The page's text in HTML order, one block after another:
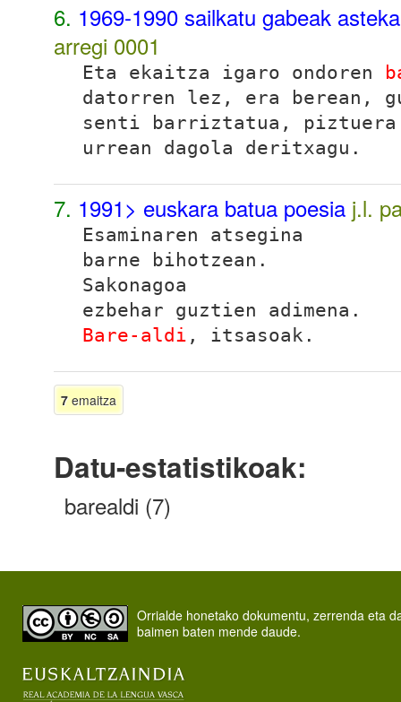
6. 1969-1990 sailkatu gabeak
arregi 0001
Eta ekaitza igaro ondoren
datorren lez, era berean,
senti barriztatua,
urrean dagola deritxagu.
7. 1991> euskara batua poesia j.l.
Esaminaren atsegina
barne bihotzean.
Sakonagoa
ezbehar guztien adimena.
Bare-aldi , itsasoak.
7emaitza
Datu-estatistikoak:
barealdi (7)
Orrialde honetako dokumentu, zerrenda eta
baimen baten mende daude.